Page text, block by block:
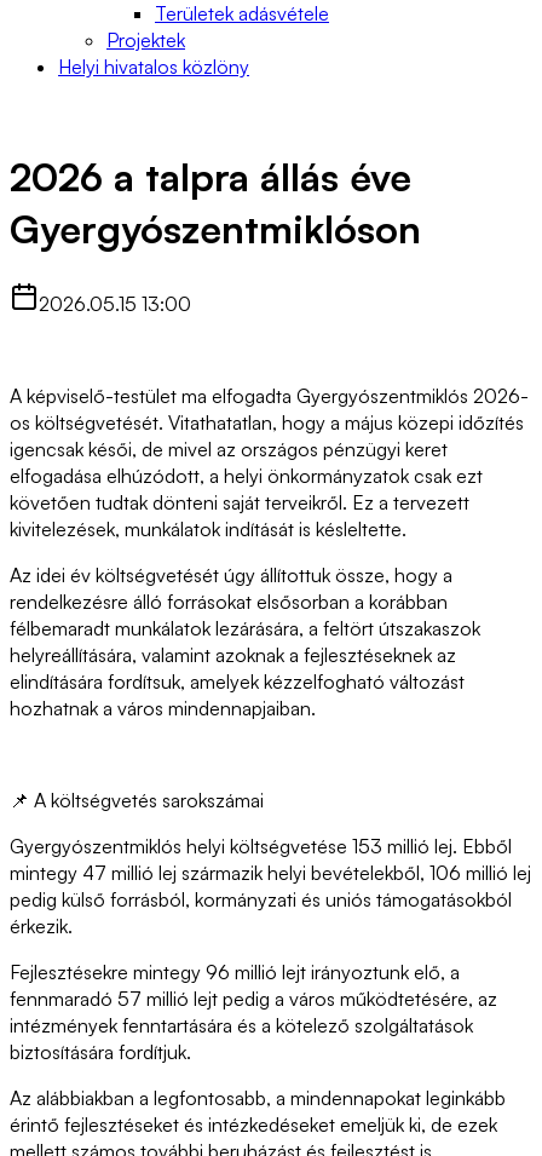
Területek adásvétele
Projektek
Helyi hivatalos közlöny
2026 a talpra állás éve
Gyergyószentmiklóson
2026.05.15 13:00
A képviselő-testület ma elfogadta Gyergyószentmiklós 2026-
os költségvetését. Vitathatatlan, hogy a május közepi időzítés
igencsak késői, de mivel az országos pénzügyi keret
elfogadása elhúzódott, a helyi önkormányzatok csak ezt
követően tudtak dönteni saját terveikről. Ez a tervezett
kivitelezések, munkálatok indítását is késleltette.
Az idei év költségvetését úgy állítottuk össze, hogy a
rendelkezésre álló forrásokat elsősorban a korábban
félbemaradt munkálatok lezárására, a feltört útszakaszok
helyreállítására, valamint azoknak a fejlesztéseknek az
elindítására fordítsuk, amelyek kézzelfogható változást
hozhatnak a város mindennapjaiban.
📌 A költségvetés sarokszámai
Gyergyószentmiklós helyi költségvetése 153 millió lej. Ebből
mintegy 47 millió lej származik helyi bevételekből, 106 millió lej
pedig külső forrásból, kormányzati és uniós támogatásokból
érkezik.
Fejlesztésekre mintegy 96 millió lejt irányoztunk elő, a
fennmaradó 57 millió lejt pedig a város működtetésére, az
intézmények fenntartására és a kötelező szolgáltatások
biztosítására fordítjuk.
Az alábbiakban a legfontosabb, a mindennapokat leginkább
érintő fejlesztéseket és intézkedéseket emeljük ki, de ezek
mellett számos további beruházást és fejlesztést is